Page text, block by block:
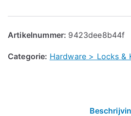
Artikelnummer: 9423dee8b44f
Categorie: Hardware > Locks &